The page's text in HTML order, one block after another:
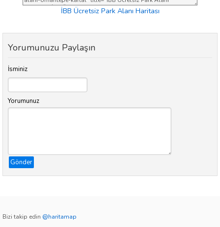
İBB Ücretsiz Park Alanı Haritası
Yorumunuzu Paylaşın
İsminiz
Yorumunuz
Gönder
Bizi takip edin @haritamap